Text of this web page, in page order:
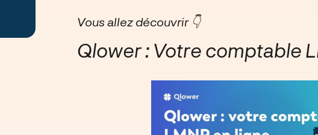
Vous allez découvrir 👇
Qlower : Votre comptable